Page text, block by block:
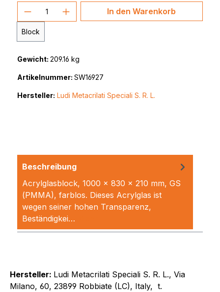
Produkt Anzahl: Gib den
Block
In den Warenkorb
Gewicht: 209.16 kg
Artikelnummer: SW16927
Hersteller: Ludi Metacrilati Speciali S. R. L.
Beschreibung
Acrylglasblock, 1000 x 830 x 210 mm, GS
(PMMA), farblos. Dieses Acrylglas ist
wegen seiner hohen Transparenz,
Beständigkei…
Hersteller: Ludi Metacrilati Speciali S. R. L., Via
Milano, 60, 23899 Robbiate (LC), Italy, t.